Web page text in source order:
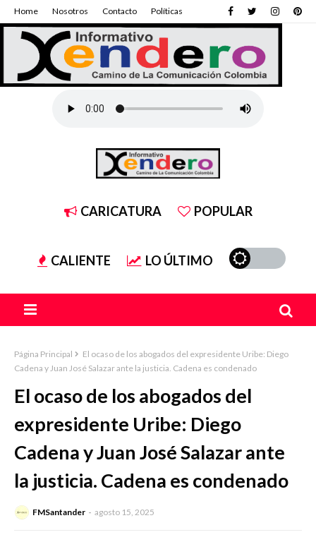
Home Nosotros Contacto Políticas
CARICATURA POPULAR
CALIENTE LO ÚLTIMO
Página Principal
El ocaso de los abogados del expresidente Uribe: Diego
Cadena y Juan José Salazar ante la justicia. Cadena es condenado
El ocaso de los abogados del
expresidente Uribe: Diego
Cadena y Juan José Salazar ante
la justicia. Cadena es condenado
FMSantander agosto 15, 2025